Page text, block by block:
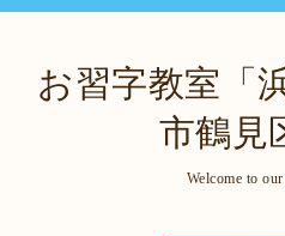
お習字教室「
市鶴見
Welcome to